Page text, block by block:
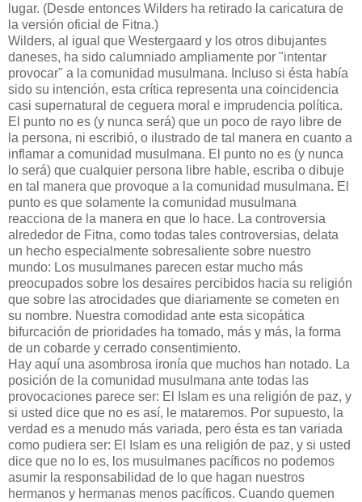
lugar. (Desde entonces Wilders ha retirado la caricatura de
la versión oficial de Fitna.)
Wilders, al igual que Westergaard y los otros dibujantes
daneses, ha sido calumniado ampliamente por "intentar
provocar" a la comunidad musulmana. Incluso si ésta había
sido su intención, esta crítica representa una coincidencia
casi supernatural de ceguera moral e imprudencia política.
El punto no es (y nunca será) que un poco de rayo libre de
la persona, ni escribió, o ilustrado de tal manera en cuanto a
inflamar a comunidad musulmana. El punto no es (y nunca
lo será) que cualquier persona libre hable, escriba o dibuje
en tal manera que provoque a la comunidad musulmana. El
punto es que solamente la comunidad musulmana
reacciona de la manera en que lo hace. La controversia
alrededor de Fitna, como todas tales controversias, delata
un hecho especialmente sobresaliente sobre nuestro
mundo: Los musulmanes parecen estar mucho más
preocupados sobre los desaires percibidos hacia su religión
que sobre las atrocidades que diariamente se cometen en
su nombre. Nuestra comodidad ante esta sicopática
bifurcación de prioridades ha tomado, más y más, la forma
de un cobarde y cerrado consentimiento.
Hay aquí una asombrosa ironía que muchos han notado. La
posición de la comunidad musulmana ante todas las
provocaciones parece ser: El Islam es una religión de paz, y
si usted dice que no es así, le mataremos. Por supuesto, la
verdad es a menudo más variada, pero ésta es tan variada
como pudiera ser: El Islam es una religión de paz, y si usted
dice que no lo es, los musulmanes pacíficos no podemos
asumir la responsabilidad de lo que hagan nuestros
hermanos y hermanas menos pacíficos. Cuando quemen